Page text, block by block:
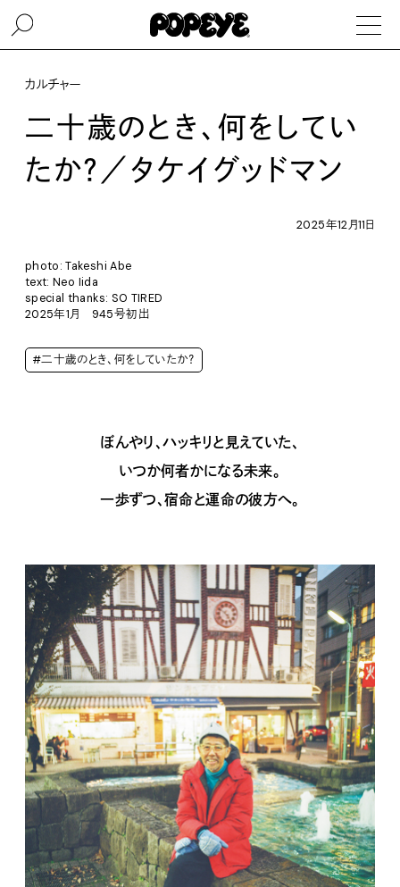
カルチャー
二十歳のとき、何をしてい
たか？／タケイグッドマン
2025年12月11日
photo: Takeshi Abe
text: Neo Iida
special thanks: SO TIRED
2025年1月 945号初出
#二十歳のとき、何をしていたか？
ぼんやり、ハッキリと見えていた、
いつか何者かになる未来。
一歩ずつ、宿命と運命の彼方へ。